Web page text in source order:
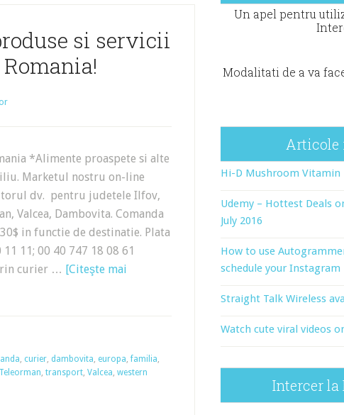
si servicii
*Alimente proaspete si alte
Marketul nostru on-line
dv. pentru judetele Ilfov,
Valcea, Dambovita. Comanda
in functie de destinatie. Plata
11; 00 40 747 18 08 61
curier … [Citeşte mai
, curier, dambovita, europa,familia,
Teleorman, transport, Valcea, western
Un apel pentru
Modalitati de a va
Articole
Hi-D Mushroom Vitamin
Udemy – Hottest Deals
July 2016
How to use
schedule your Instagram
Straight Talk Wireless
Watch cute viral videos
Intercer la